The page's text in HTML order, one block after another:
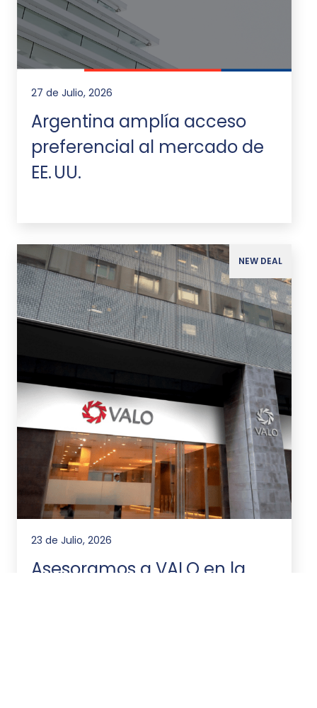
27 de Julio, 2026
Argentina amplía acceso
preferencial al mercado de
EE. UU.
NEW DEAL
23 de Julio, 2026
Asesoramos a VALO en la